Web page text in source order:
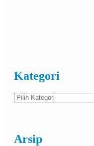
Kategori
Kategori
Arsip